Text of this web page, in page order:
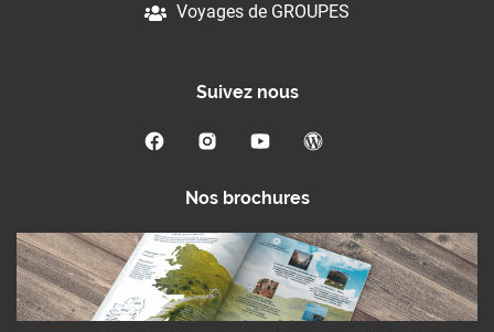
Voyages de GROUPES
Suivez nous
Nos brochures